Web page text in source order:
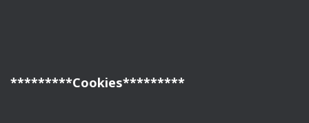
*********Cookies*********